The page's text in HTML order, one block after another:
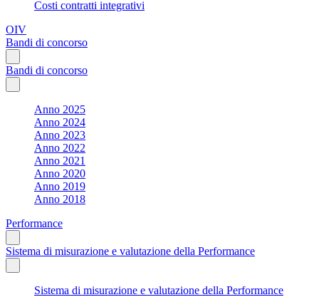
Costi contratti integrativi
OIV
Bandi di concorso
Bandi di concorso
Anno 2025
Anno 2024
Anno 2023
Anno 2022
Anno 2021
Anno 2020
Anno 2019
Anno 2018
Performance
Sistema di misurazione e valutazione della Performance
Sistema di misurazione e valutazione della Performance